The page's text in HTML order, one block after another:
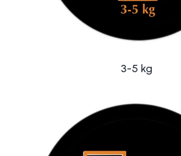
3-5 kg